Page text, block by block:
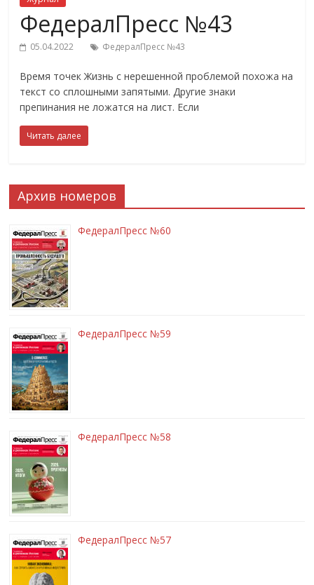
ФедералПресс №43
05.04.2022 ФедералПресс №43
Время точек Жизнь с нерешенной проблемой похожа на
текст со сплошными запятыми. Другие знаки
препинания не ложатся на лист. Если
Читать далее
Архив номеров
ФедералПресс №60
ФедералПресс №59
ФедералПресс №58
ФедералПресс №57